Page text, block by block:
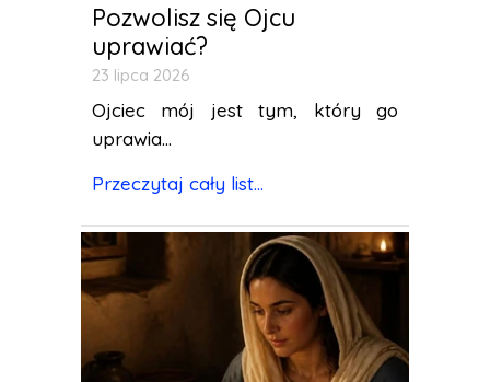
Pozwolisz się Ojcu
uprawiać?
23 lipca 2026
Ojciec mój jest tym, który go
uprawia...
Przeczytaj cały list...